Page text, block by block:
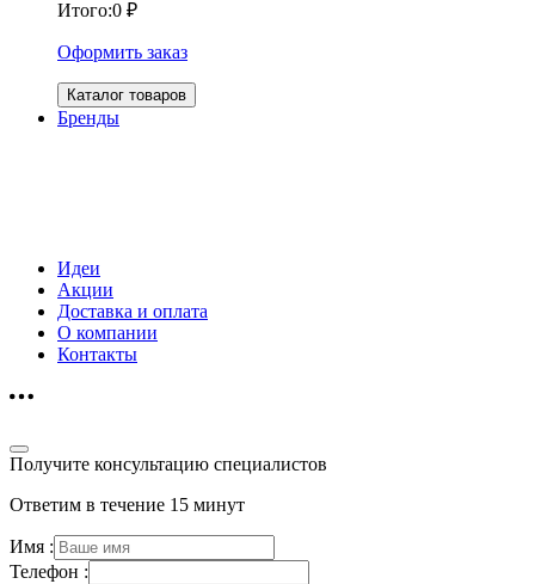
Итого:0 ₽
Оформить заказ
Каталог товаров
Бренды
Идеи
Акции
Доставка и оплата
О компании
Контакты
Получите консультацию специалистов
Ответим в течение 15 минут
Имя :
Телефон :